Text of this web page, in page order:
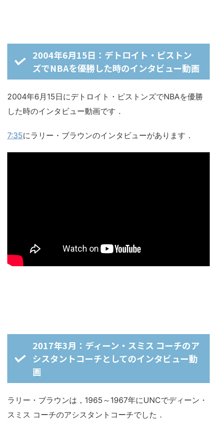
2004年6月15日：デトロイト・ピストン
ズでNBAを優勝した時のインタビュー動画
2004年6月15日にデトロイト・ピストンズでNBAを優勝
した時のインタビュー動画です．
7:35にラリー・ブラウンのインタビューがあります．
2017年3月：ディーン・スミス コーチのア
シスタントコーチとしてのインタビュー動
画
ラリー・ブラウンは，1965～1967年にUNCでディーン・
スミス コーチのアシスタントコーチでした．